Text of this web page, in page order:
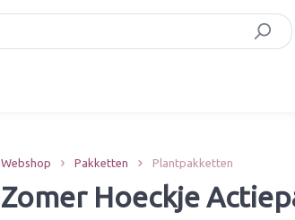
Webshop Pakketten Plantpakketten
Zomer Hoeckje